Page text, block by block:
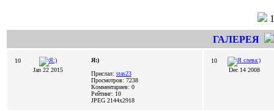
1
ГАЛЕРЕЯ
10
Jan 22 2015
Я:)
Прислал: stas23
Просмотров: 7238
Комментариев: 0
Рейтинг: 10
JPEG 2144x2918
10
Dec 14 2008